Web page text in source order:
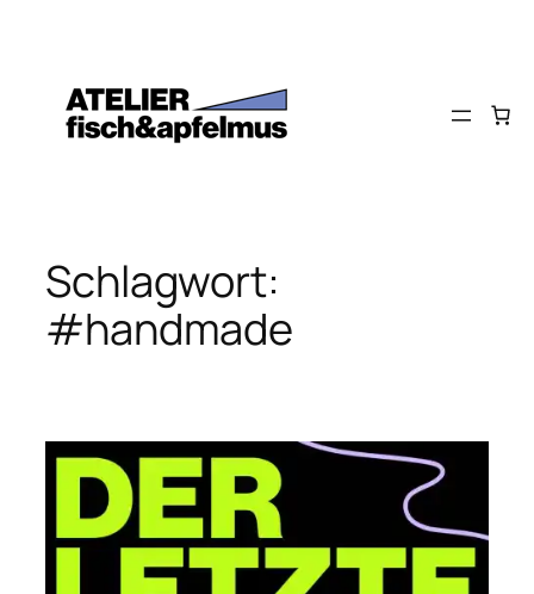
springen
Schlagwort:
#handmade